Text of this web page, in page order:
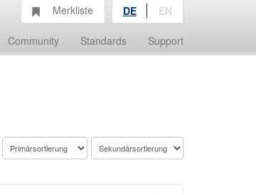
Community Standards Support
Merkliste DE EN